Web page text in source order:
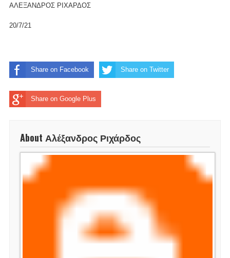
ΑΛΕΞΑΝΔΡΟΣ ΡΙΧΑΡΔΟΣ
20/7/21
Share on Facebook Share on Twitter
Share on Google Plus
About Αλέξανδρος Ριχάρδος